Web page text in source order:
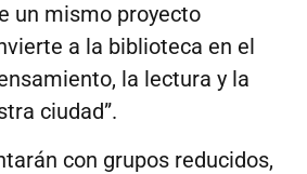
un mismo proyecto
a la biblioteca en el
la lectura y la
ciudad”.
con grupos reducidos,